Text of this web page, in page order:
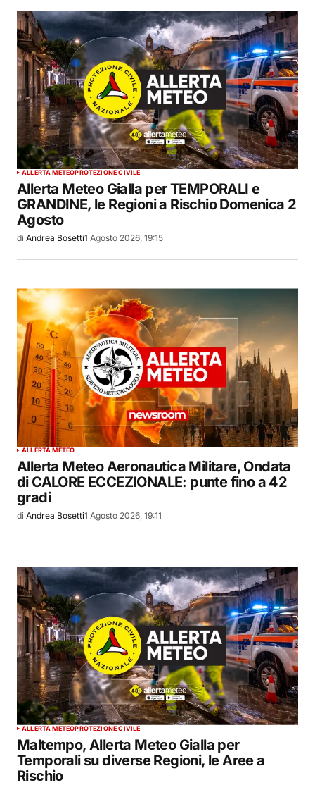
ALLERTA METEOPROTEZIONE CIVILE
Allerta Meteo Gialla per TEMPORALI e
GRANDINE, le Regioni a Rischio Domenica 2
Agosto
di Andrea Bosetti1 Agosto 2026, 19:15
ALLERTA METEO
Allerta Meteo Aeronautica Militare, Ondata
di CALORE ECCEZIONALE: punte fino a 42
gradi
di Andrea Bosetti1 Agosto 2026, 19:11
ALLERTA METEOPROTEZIONE CIVILE
Maltempo, Allerta Meteo Gialla per
Temporali su diverse Regioni, le Aree a
Rischio